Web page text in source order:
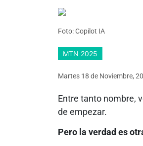
Foto: Copilot IA
MTN 2025
Martes 18 de Noviembre,
Entre tanto nombre,
de empezar.
Pero la verdad es